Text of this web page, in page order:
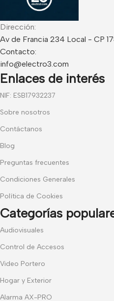
Dirección:
Av de Francia 234 Local - CP
Contacto:
info@electro3.com
Enlaces de interés
NIF: ESB17932237
Sobre nosotros
Contáctanos
Blog
Preguntas frecuentes
Condiciones Generales
Política de Cookies
Categorías
Audiovisuales
Control de Accesos
Video Portero
Hogar y Exterior
Alarma AX-PRO